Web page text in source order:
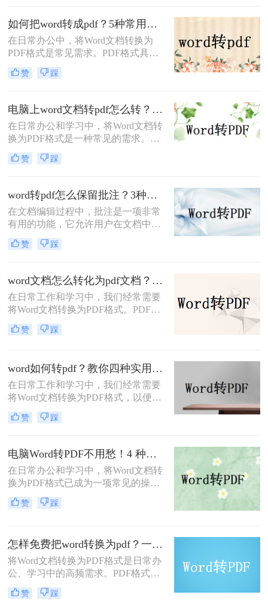
种将Word文档转换为PDF的方法，以
满足不同用户的需求。
如何把word转成pdf？5种常用的转换方法详解！
在日常办公中，将Word文档转换为
PDF格式是常见需求。PDF格式具有
跨平台兼容性强、格式固定、不易被
篡改等优势，尤其适合用于正式文件
呢？本文将介绍5种常用的转换方
法，涵盖从免费工具到专业软件的多
种选择。
赞 踩
电脑上word文档转pdf怎么转？教你二种实用转换方法！
在日常办公和学习中，将Word文档转
换为PDF格式是一种常见的需求。
PDF格式具有跨平台、不易被篡改和
保持原样展示等优点，因此广泛应用
上word文档转pdf怎么转呢？本文将介
绍两种将Word文档转换为PDF的方
法。
赞 踩
word转pdf怎么保留批注？3种方法帮你轻松转换！
在文档编辑过程中，批注是一项非常
有用的功能，它允许用户在文档中直
接添加注释、提醒或反馈。然而，当
将Word文档转换为PDF格式时，很多
一个令人头疼的问题，因为批注往往
承载着重要的信息。那么，word转pdf
怎么保留批注呢？本文将为您提供解
决方案。
赞 踩
word文档怎么转化为pdf文档？3 种实用转换方法，完美保留原文档格式！
在日常工作和学习中，我们经常需要
将Word文档转换为PDF格式。PDF文
件不仅格式稳定、兼容性强，还能保
持文档的原始布局和格式，使得文档
文档怎么转化为pdf文档，并给出多种
方法及其步骤。
赞 踩
word如何转pdf？教你四种实用的转PDF方法！
在日常工作和学习中，我们经常需要
将Word文档转换为PDF格式，以便更
好地保存、分享和打印文件。PDF格
式具有跨平台兼容性好、不易被篡改
Word如何转PDF呢？本文将介绍四种
实用的Word转PDF的方法，帮助读者
轻松实现文档格式的转换。
赞 踩
电脑Word转PDF不用愁！4 种转换方法还能压缩文件体积！
在日常办公和学习中，将Word文档转
换为PDF格式已成为一项常见的操
作。PDF格式以其高度的兼容性、稳
定性和安全性，在文档分享、分发和
Word转换为PDF的方法。
赞 踩
怎样免费把word转换为pdf？一文掌握所有常用方法！
将Word文档转换为PDF格式是日常办
公、学习中的高频需求。PDF格式能
确保文件内容在不同设备上显示一
致，且不易被篡改。那么怎样免费把
赞 踩